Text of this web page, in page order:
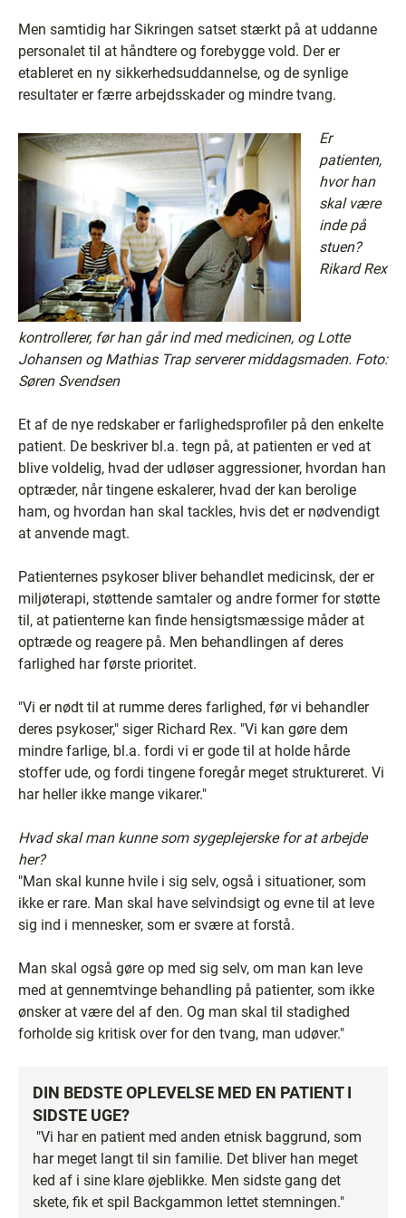
Men samtidig har Sikringen satset stærkt på at uddanne
personalet til at håndtere og forebygge vold. Der er
etableret en ny sikkerhedsuddannelse, og de synlige
resultater er færre arbejdsskader og mindre tvang.
Er
patienten,
hvor han
skal være
inde på
stuen?
Rikard Rex
kontrollerer, før han går ind med medicinen, og Lotte
Johansen og Mathias Trap serverer middagsmaden. Foto:
Søren Svendsen
Et af de nye redskaber er farlighedsprofiler på den enkelte
patient. De beskriver bl.a. tegn på, at patienten er ved at
blive voldelig, hvad der udløser aggressioner, hvordan han
optræder, når tingene eskalerer, hvad der kan berolige
ham, og hvordan han skal tackles, hvis det er nødvendigt
at anvende magt.
Patienternes psykoser bliver behandlet medicinsk, der er
miljøterapi, støttende samtaler og andre former for støtte
til, at patienterne kan finde hensigtsmæssige måder at
optræde og reagere på. Men behandlingen af deres
farlighed har første prioritet.
"Vi er nødt til at rumme deres farlighed, før vi behandler
deres psykoser," siger Richard Rex. "Vi kan gøre dem
mindre farlige, bl.a. fordi vi er gode til at holde hårde
stoffer ude, og fordi tingene foregår meget struktureret. Vi
har heller ikke mange vikarer."
Hvad skal man kunne som sygeplejerske for at arbejde
her?
"Man skal kunne hvile i sig selv, også i situationer, som
ikke er rare. Man skal have selvindsigt og evne til at leve
sig ind i mennesker, som er svære at forstå.
Man skal også gøre op med sig selv, om man kan leve
med at gennemtvinge behandling på patienter, som ikke
ønsker at være del af den. Og man skal til stadighed
forholde sig kritisk over for den tvang, man udøver."
DIN BEDSTE OPLEVELSE MED EN PATIENT I
SIDSTE UGE?
"Vi har en patient med anden etnisk baggrund, som
har meget langt til sin familie. Det bliver han meget
ked af i sine klare øjeblikke. Men sidste gang det
skete, fik et spil Backgammon lettet stemningen."